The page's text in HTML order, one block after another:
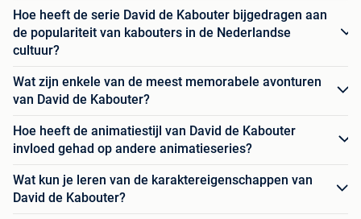
Hoe heeft de serie David de Kabouter bijgedragen aan
de populariteit van kabouters in de Nederlandse
cultuur?
Wat zijn enkele van de meest memorabele avonturen
van David de Kabouter?
Hoe heeft de animatiestijl van David de Kabouter
invloed gehad op andere animatieseries?
Wat kun je leren van de karaktereigenschappen van
David de Kabouter?